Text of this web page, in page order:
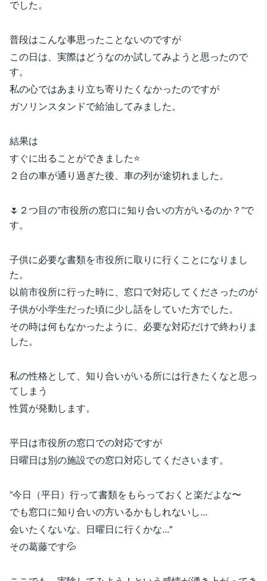
でした。
普段はこんな事思ったことないのですが
この日は、実際はどうなのか試してみようと思ったので
す。
私の心ではあまり立ち寄りたくなかったのですが
ガソリンスタンドで給油してみました。
結果は
すぐに出ることができました⭐️
２台の車が通り過ぎた後、車の列が途切れました。
🌷２つ目の”市役所の窓口に知り合いの方がいるのか？”で
す。
子供に必要な書類を市役所に取りに行くことになりまし
た。
以前市役所に行った時に、窓口で対応してくださったのが
子供が小学生だった頃に少し話をしていた方でした。
その時は何もなかったように、必要な対応だけで終わりま
した。
私の性格として、知り合いがいる所には行きたくなと思っ
てしまう
性質が発動します。
平日は市役所の窓口での対応ですが
日曜日は別の施設での窓口対応してくださいます。
”今日（平日）行って書類をもらっておくと楽だよな〜
でも窓口に知り合いの方いるかもしれないし...
会いたくないな。日曜日に行くかな..."
その葛藤です💦